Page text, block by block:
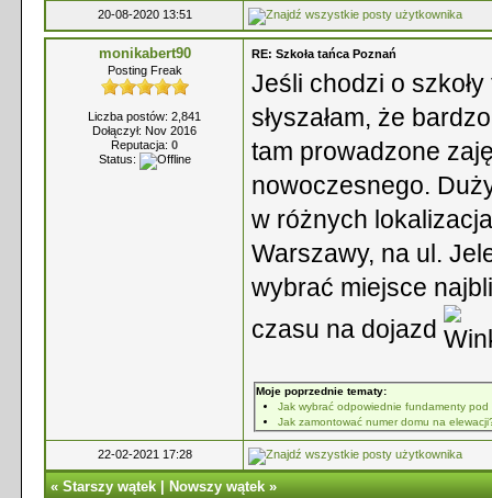
20-08-2020 13:51
monikabert90
Posting Freak
Liczba postów: 2,841
Dołączył: Nov 2016
Reputacja: 0
Status:
RE: Szkoła tańca Poznań
Jeśli chodzi o
słyszałam, że
tam prowadzone
nowoczesnego.
w różnych
Warszawy, na ul.
wybrać miejsce
czasu na dojazd
Moje poprzednie tematy:
Jak wybrać odpowiednie fundamenty
Jak zamontować numer domu na
22-02-2021 17:28
«Starszy wątek|Nowszy wątek»